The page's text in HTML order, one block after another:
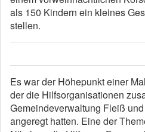
als 150 Kindern ein kleines
stellen.
Es war der Höhepunkt einer
der die Hilfsorganisationen
Gemeindeverwaltung Fleiß
angeregt hatten. Eine der